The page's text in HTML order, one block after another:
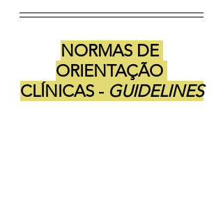
NORMAS DE
ORIENTAÇÃO
CLÍNICAS - GUIDELINES